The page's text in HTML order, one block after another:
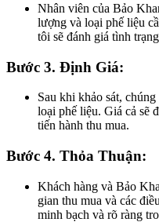
Nhân viên của Bảo
lượng và loại phế liệu
tôi sẽ đánh giá tình
Bước 3. Định Giá:
Sau khi khảo sát,
loại phế liệu. Giá cả sẽ
tiến hành thu mua.
Bước 4. Thỏa Thuận:
Khách hàng và Bảo
gian thu mua và các
minh bạch và rõ ràng